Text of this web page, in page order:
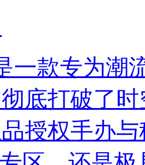
一款专为潮
底打破了
授权手办